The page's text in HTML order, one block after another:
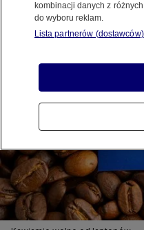
Udostępnij
kombinacji danych z
do wyboru reklam.
Lista partnerów (dostawców)